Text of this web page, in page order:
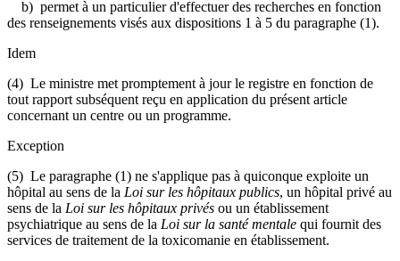
b) permet à un particulier d'effectuer des recherches en fonction
des renseignements visés aux dispositions 1 à 5 du paragraphe (1).
Idem
(4) Le ministre met promptement à jour le registre en fonction de
tout rapport subséquent reçu en application du présent article
concernant un centre ou un programme.
Exception
(5) Le paragraphe (1) ne s'applique pas à quiconque exploite un
hôpital au sens de la Loi sur les hôpitaux publics, un hôpital privé au
sens de la Loi sur les hôpitaux privés ou un établissement
psychiatrique au sens de la Loi sur la santé mentale qui fournit des
services de traitement de la toxicomanie en établissement.